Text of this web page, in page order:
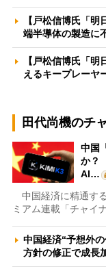
【戸松信博氏「
端半導体の製造に
【戸松信博氏「
えるキープレー
田代尚機のチ
中国
か？
AI…
中国経済に精通す
ミアム連載「チャイ
中国経済“予想外
方針の修正で成長